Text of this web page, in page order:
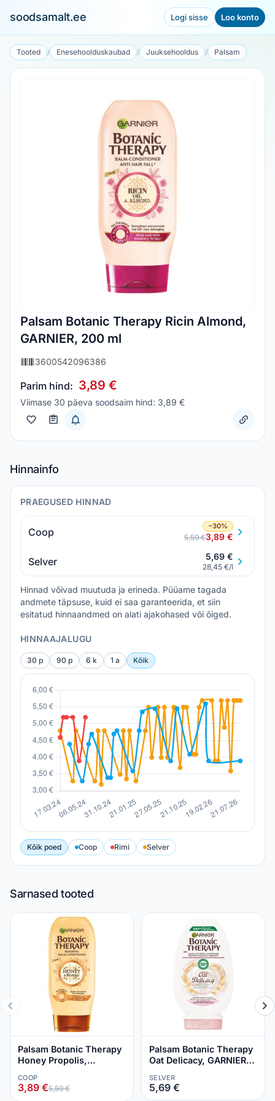
soodsamalt.ee Logi sisse Loo konto
Tooted / Enesehoolduskaubad / Juuksehooldus / Palsam
Palsam Botanic Therapy Ricin Almond,
GARNIER, 200 ml
3600542096386
Parim hind: 3,89 €
Viimase 30 päeva soodsaim hind: 3,89 €
Hinnainfo
PRAEGUSED HINNAD
Coop −30%
5,59 €3,89 €
Selver 5,69 €
28,45 €/l
Hinnad võivad muutuda ja erineda. Püüame tagada
andmete täpsuse, kuid ei saa garanteerida, et siin
esitatud hinnaandmed on alati ajakohased või õiged.
HINNAAJALUGU
30 p 90 p 6 k 1 a Kõik
Kõik poed Coop Rimi Selver
Sarnased tooted
Palsam Botanic Therapy
Honey Propolis,
COOP
3,89 €5,59 €
Palsam Botanic Therapy
Oat Delicacy, GARNIER,
SELVER
5,69 €